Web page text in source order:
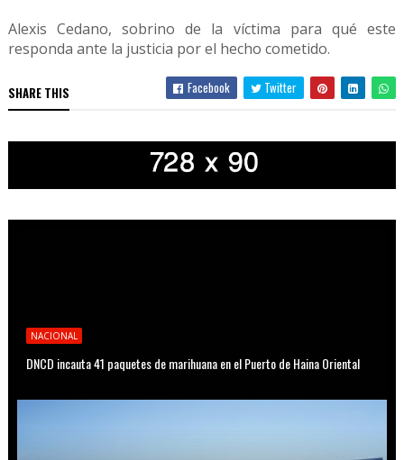
Alexis Cedano, sobrino de la víctima para qué este
responda ante la justicia por el hecho cometido.
SHARE THIS Facebook Twitter
NACIONAL
DNCD incauta 41 paquetes de marihuana en el Puerto de Haina Oriental